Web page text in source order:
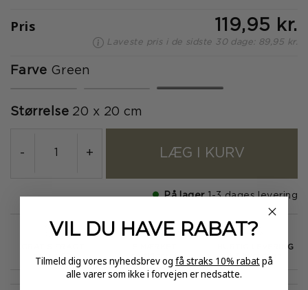
Pris 119,95 kr.
Laveste pris i de sidste 30 dage: 89,95 kr.
Farve Green
valgte
Størrelse 20 x 20 cm
- + LÆG I KURV
På lager 1-3 dages levering
over 499
certificeret
HURTIG LEVERING
1-3 hverdage
VIL DU HAVE RABAT?
Tilmeld dig vores nyhedsbrev og få straks 10% rabatpå
alle varer som ikke i forvejen er nedsatte.